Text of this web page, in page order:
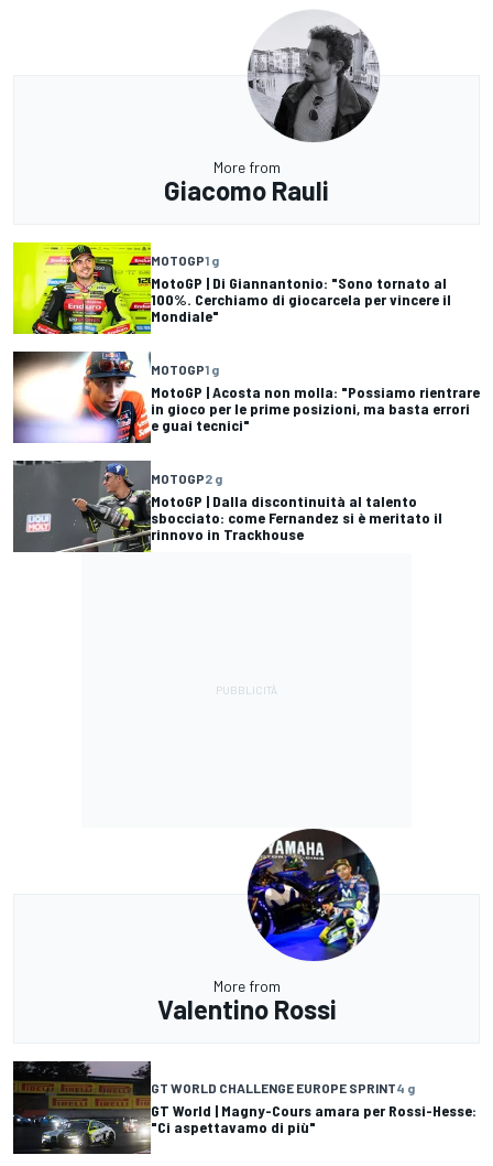
More from
Giacomo Rauli
MOTOGP1 g
MotoGP | Di Giannantonio: "Sono tornato al
100%. Cerchiamo di giocarcela per vincere il
Mondiale"
MOTOGP1 g
MotoGP | Acosta non molla: "Possiamo rientrare
in gioco per le prime posizioni, ma basta errori
e guai tecnici"
MOTOGP2 g
MotoGP | Dalla discontinuità al talento
sbocciato: come Fernandez si è meritato il
rinnovo in Trackhouse
More from
Valentino Rossi
GT WORLD CHALLENGE EUROPE SPRINT4 g
GT World | Magny-Cours amara per Rossi-Hesse:
"Ci aspettavamo di più"